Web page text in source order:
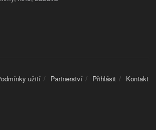
užití Partnerství Přihlásit Kontakt